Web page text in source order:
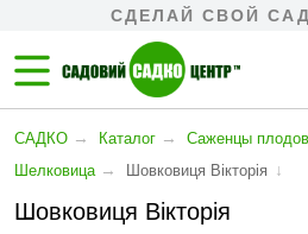
СДЕЛАЙ СВОЙ
САДКО → Каталог → Cаженцы
Шелковица → Шовковиця Вікторія ↓
Шовковиця Вікторія